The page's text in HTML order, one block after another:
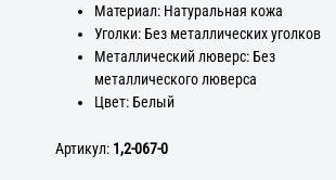
Материал: Натуральная кожа
Уголки: Без металлических уголков
Металлический люверс: Без
металлического люверса
Цвет: Белый
Артикул: 1,2-067-0